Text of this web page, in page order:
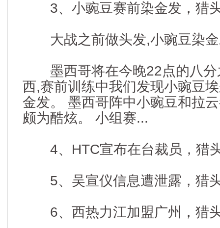
3、小豌豆赛前染金发，猎
大战之前做头发,小豌豆染金
墨西哥将在今晚22点的八分
西,赛前训练中我们发现小豌豆
金发。 墨西哥阵中小豌豆和拉
颇为酷炫。 小组赛...
4、HTC宣布在台裁员，猎
5、吴宣仪信息遭泄露，猎
6、西热力江加盟广州，猎